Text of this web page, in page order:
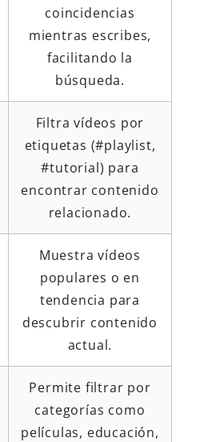
coincidencias
mientras escribes,
facilitando la
búsqueda.
Filtra vídeos por
etiquetas (#playlist,
#tutorial) para
encontrar contenido
relacionado.
Muestra vídeos
populares o en
tendencia para
descubrir contenido
actual.
Permite filtrar por
categorías como
películas, educación,